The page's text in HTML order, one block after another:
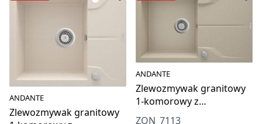
ANDANTE
Zlewozmywak granitowy
ANDANTE
Zlewozmywak granitowy
1-komorowy z
ociekaczem
ZQN_7113